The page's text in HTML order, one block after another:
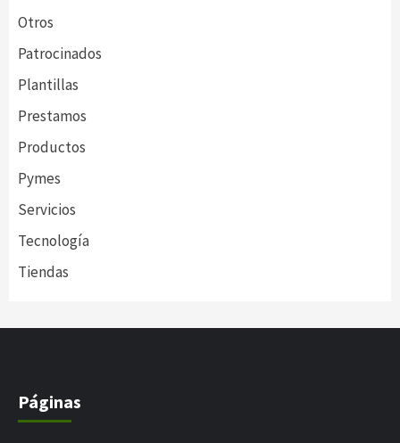
Otros
Patrocinados
Plantillas
Prestamos
Productos
Pymes
Servicios
Tecnología
Tiendas
Páginas